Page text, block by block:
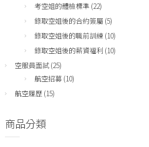
考空姐的體檢標準 (22)
錄取空姐後的合約簽屬 (5)
錄取空姐後的職前訓練 (10)
錄取空姐後的薪資福利 (10)
空服員面試 (25)
航空招募 (10)
航空履歷 (15)
商品分類